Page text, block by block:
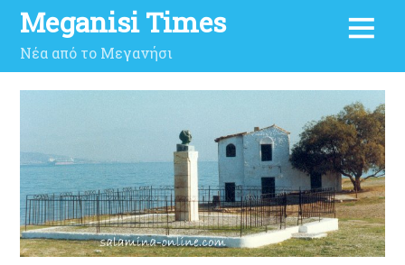
Meganisi Times
Νέα από το Μεγανήσι